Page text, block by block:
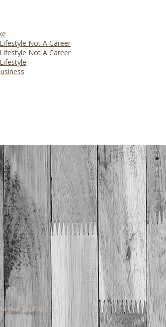
Not A Career
Not A Career
nad Topľou